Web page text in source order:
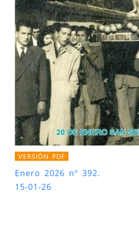
VERSIÓN PDF
Enero 2026 nº 392.
15-01-26